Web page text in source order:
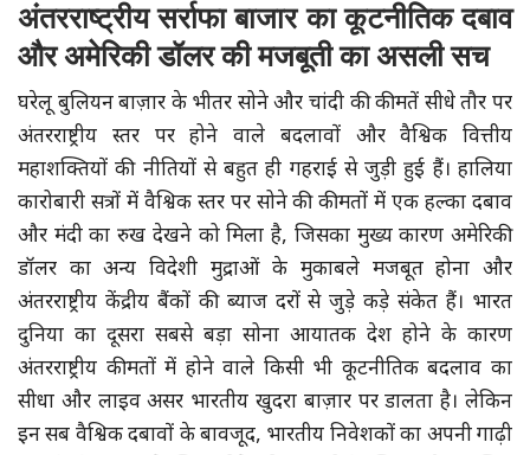
अंतरराष्ट्रीय सर्राफा बाजार का कूटनीतिक दबाव
और अमेरिकी डॉलर की मजबूती का असली सच
घरेलू बुलियन बाज़ार के भीतर सोने और चांदी की कीमतें सीधे तौर पर
अंतरराष्ट्रीय स्तर पर होने वाले बदलावों और वैश्विक वित्तीय
महाशक्तियों की नीतियों से बहुत ही गहराई से जुड़ी हुई हैं। हालिया
कारोबारी सत्रों में वैश्विक स्तर पर सोने की कीमतों में एक हल्का दबाव
और मंदी का रुख देखने को मिला है, जिसका मुख्य कारण अमेरिकी
डॉलर का अन्य विदेशी मुद्राओं के मुकाबले मजबूत होना और
अंतरराष्ट्रीय केंद्रीय बैंकों की ब्याज दरों से जुड़े कड़े संकेत हैं। भारत
दुनिया का दूसरा सबसे बड़ा सोना आयातक देश होने के कारण
अंतरराष्ट्रीय कीमतों में होने वाले किसी भी कूटनीतिक बदलाव का
सीधा और लाइव असर भारतीय खुदरा बाज़ार पर डालता है। लेकिन
इन सब वैश्विक दबावों के बावजूद, भारतीय निवेशकों का अपनी गाढ़ी